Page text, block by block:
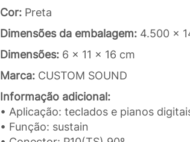
Cor: Preta
Dimensões da embalagem: 4.500 x
Dimensões: 6 x 11 x 16 cm
Marca: CUSTOM SOUND
Informação adicional:
• Aplicação: teclados e pianos
• Função: sustain